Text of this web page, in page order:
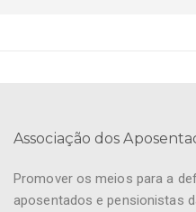
Associação dos
Promover os meios para a
aposentados e pensionistas